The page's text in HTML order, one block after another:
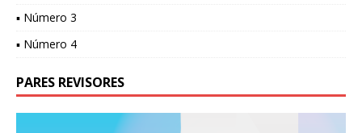
▪ Número 3
▪ Número 4
PARES REVISORES